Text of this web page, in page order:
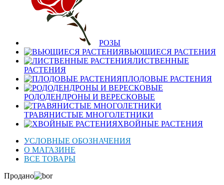
РОЗЫ
ВЬЮЩИЕСЯ РАСТЕНИЯ
ЛИСТВЕННЫЕ
РАСТЕНИЯ
ПЛОДОВЫЕ РАСТЕНИЯ
РОДОДЕНДРОНЫ И ВЕРЕСКОВЫЕ
ТРАВЯНИСТЫЕ МНОГОЛЕТНИКИ
ХВОЙНЫЕ РАСТЕНИЯ
УСЛОВНЫЕ ОБОЗНАЧЕНИЯ
О МАГАЗИНЕ
ВСЕ ТОВАРЫ
Продано